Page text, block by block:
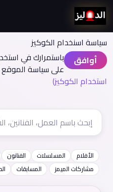
سياسة اسنخدام الكوكيز
أوافق
باستمرارك في
على سياسة الموقع
استخدام الكوكيز)
الأفلام المسلسلات الفنانون
مشاركات الميمز
المسابقات